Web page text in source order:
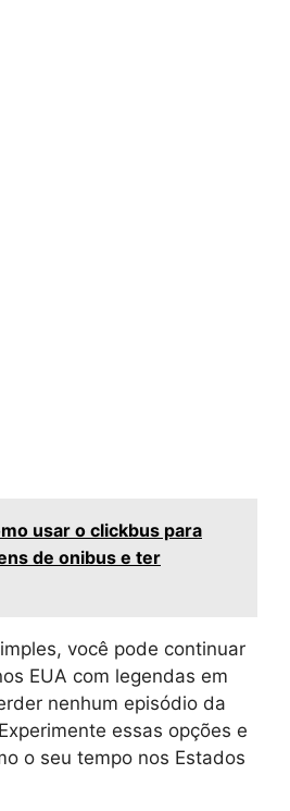
usar o clickbus para
de onibus e ter
você pode continuar
EUA com legendas em
nenhum episódio da
essas opções e
o seu tempo nos Estados